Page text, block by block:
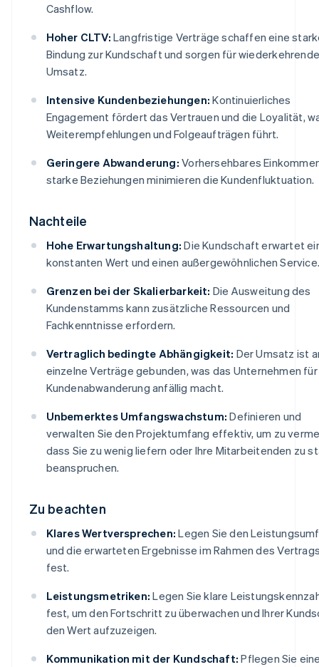
Cashflow.
Hoher CLTV: Langfristige Verträge schaffen eine
Bindung zur Kundschaft und sorgen für
Umsatz.
Intensive Kundenbeziehungen: Kontinuierliches
Engagement fördert das Vertrauen und die Loyalität,
Weiterempfehlungen und Folgeaufträgen führt.
Geringere Abwanderung: Vorhersehbares
starke Beziehungen minimieren die Kundenfluktuation.
Nachteile
Hohe Erwartungshaltung: Die Kundschaft erwartet
konstanten Wert und einen außergewöhnlichen Service.
Grenzen bei der Skalierbarkeit: Die Ausweitung des
Kundenstamms kann zusätzliche Ressourcen und
Fachkenntnisse erfordern.
Vertraglich bedingte Abhängigkeit: Der Umsatz ist
einzelne Verträge gebunden, was das Unternehmen für
Kundenabwanderung anfällig macht.
Unbemerktes Umfangswachstum: Definieren und
verwalten Sie den Projektumfang effektiv, um zu
dass Sie zu wenig liefern oder Ihre Mitarbeitenden zu
beanspruchen.
Zu beachten
Klares Wertversprechen: Legen Sie den
und die erwarteten Ergebnisse im Rahmen des
fest.
Leistungsmetriken: Legen Sie klare
fest, um den Fortschritt zu überwachen und Ihrer
den Wert aufzuzeigen.
Kommunikation mit der Kundschaft: Pflegen Sie